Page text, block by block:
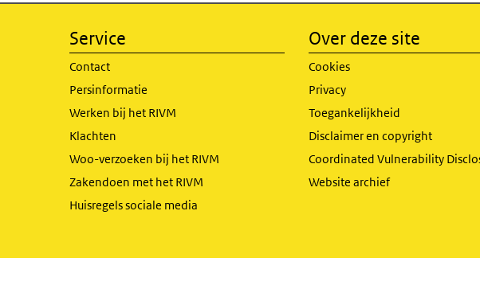
Service
Contact
Persinformatie
Werken bij het RIVM
Klachten
Woo-verzoeken bij het RIVM
Zakendoen met het RIVM
Huisregels sociale media
Over deze site
Cookies
Privacy
Toegankelijkheid
Disclaimer en copyright
Coordinated Vulnerability
Website archief